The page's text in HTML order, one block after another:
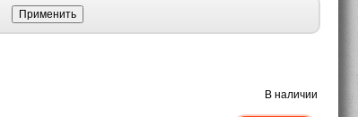
В наличии